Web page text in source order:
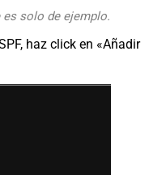
es solo de ejemplo.
haz click en «Añadir